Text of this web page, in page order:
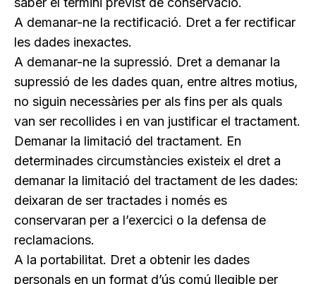
A demanar-ne la rectificació. Dret a fer rectificar
les dades inexactes.
A demanar-ne la supressió. Dret a demanar la
supressió de les dades quan, entre altres motius,
no siguin necessàries per als fins per als quals
van ser recollides i en van justificar el tractament.
Demanar la limitació del tractament. En
determinades circumstàncies existeix el dret a
demanar la limitació del tractament de les dades:
deixaran de ser tractades i només es
conservaran per a l’exercici o la defensa de
reclamacions.
A la portabilitat. Dret a obtenir les dades
personals en un format d’ús comú llegible per